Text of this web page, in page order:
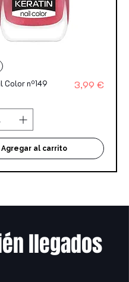
Color nº149 Precio
3,99 €
Agregar al carrito
llegados